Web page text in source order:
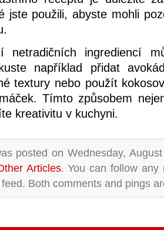
jste použili, abyste mohli
netradičních ingrediencí
například přidat
textury nebo použít
Tímto způsobem
kreativitu v kuchyni.
posted on Wednesday,
Articles. You can follow any
feed. Both comments and pings